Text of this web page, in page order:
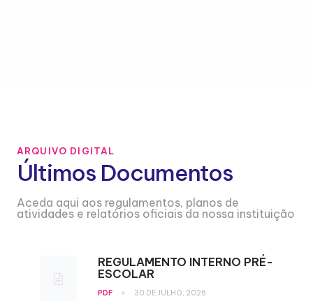
ARQUIVO DIGITAL
Últimos Documentos
Aceda aqui aos regulamentos, planos de
atividades e relatórios oficiais da nossa instituição
REGULAMENTO INTERNO PRÉ-
ESCOLAR
PDF • 30 DE JULHO, 2026